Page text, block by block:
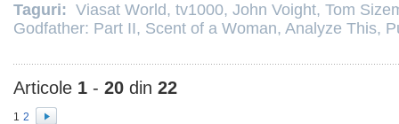
Taguri: Viasat World, tv1000, John Voight, Tom
Godfather: Part II, Scent of a Woman, Analyze This,
Articole 1 - 20 din 22
1 2